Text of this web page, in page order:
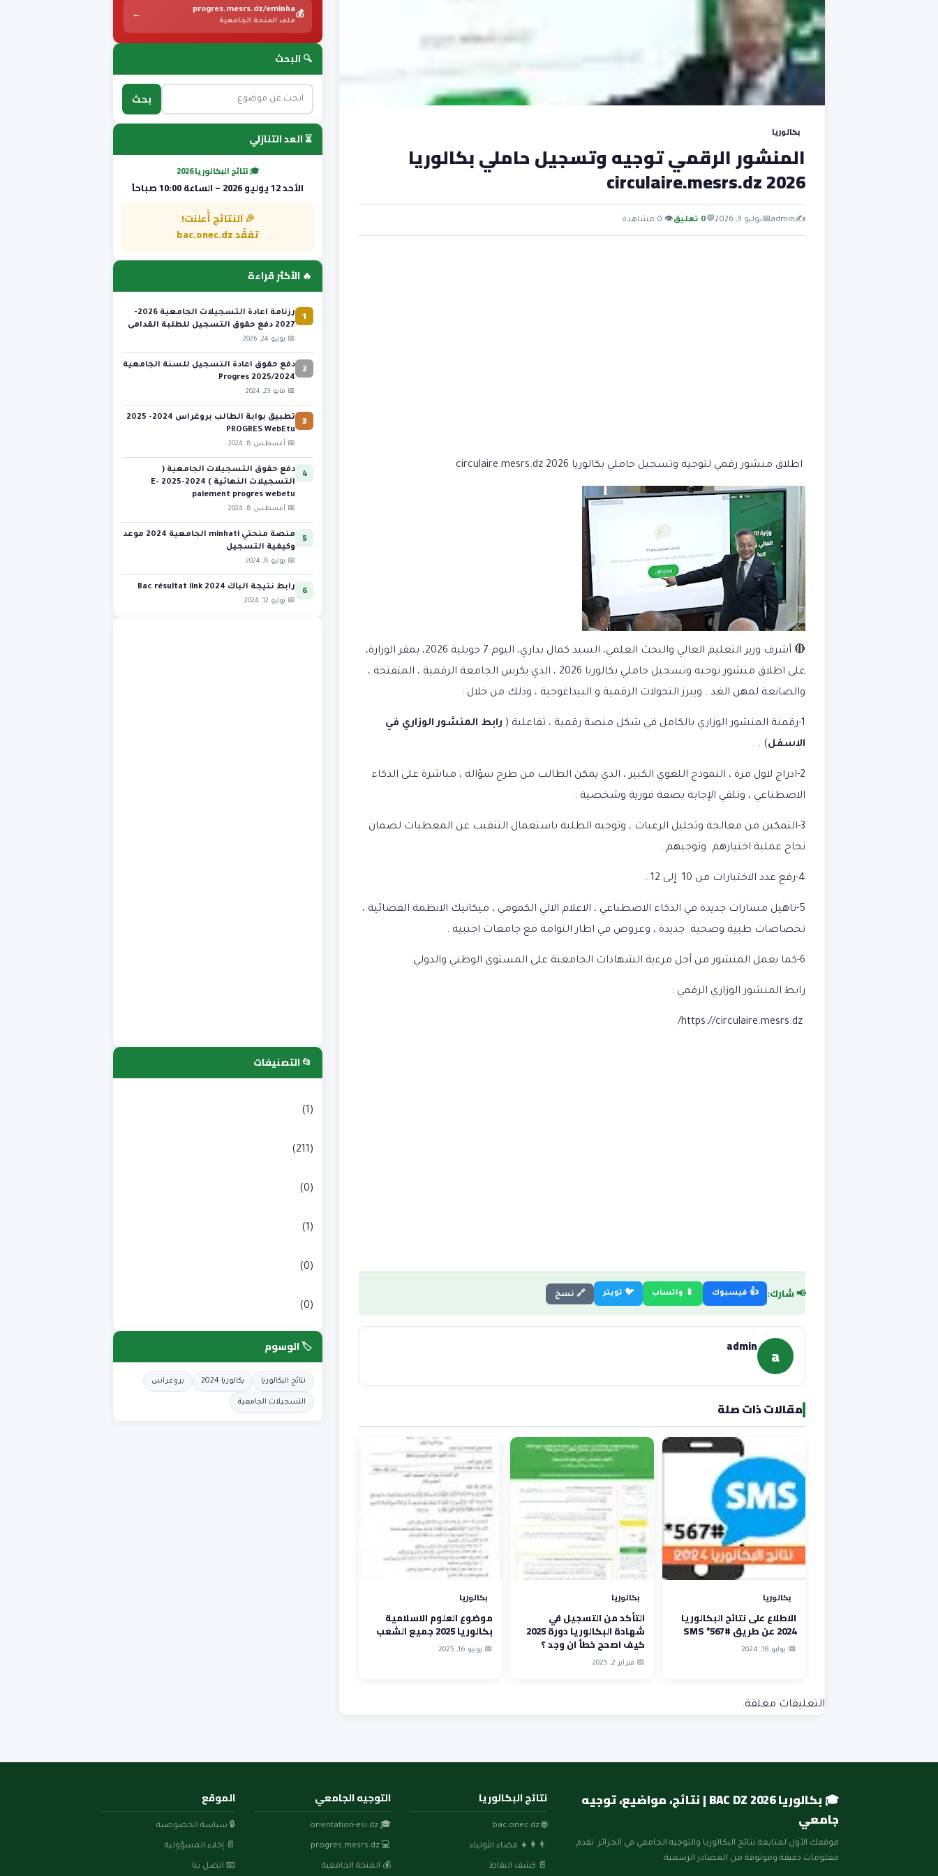
بكالوريا
المنشور الرقمي توجيه وتسجيل حاملي بكالوريا
circulaire.mesrs.dz 2026
✍️
admin
📅يوليو 9, 2026 💬0 تعليق 👁 0 مشاهدة
اطلاق منشور رقمي لتوجيه وتسجيل حاملي بكالوريا 2026 circulaire.mesrs.dz
🔴 أشرف وزير التعليم العالي والبحث العلمي، السيد كمال بداري، اليوم 7 جويلية 2026، بمقر الوزارة،
على اطلاق منشور توجيه وتسجيل حاملي بكالوريا 2026
، الذي يكرس الجامعة الرقمية ، المتفتحة ،
والصانعة لمهن الغد . ويبرز التحولات الرقمية و البيداغوجية ، وذلك من خلال :
1-رقمنة المنشور الوزاري بالكامل في شكل منصة رقمية ، تفاعلية (
رابط المنشور الوزاري في
الاسفل) .
2-ادراج لاول مرة ، النموذج اللغوي الكبير ، الذي يمكن الطالب من طرح سؤاله ، مباشرة على الذكاء
الاصطناعي ، وتلقي الإجابة بصفة فورية وشخصية .
3-التمكين من معالجة وتحليل الرغبات ، وتوجيه الطلبة باستعمال التنقيب عن المعطيات لضمان
نجاح عملية اختيارهم وتوجيهم .
4-رفع عدد الاختيارات من 10 إلى 12 .
5-تاهيل مسارات جديدة في الذكاء الاصطناعي ، الاعلام الالي الكمومي ، ميكانيك الانظمة الفضائية ،
تخصاصات طبية وصحية جديدة ، وعروض في اطار التوامة مع جامعات اجنبية .
6-كما يعمل المنشور من أجل مرءية الشهادات الجامعية على المستوى الوطني والدولي.
رابط المنشور الوزاري الرقمي :
https://circulaire.mesrs.dz/
📢 شارك: 👍 فيسبوك 📱 واتساب 🐦 تويتر 🔗 نسخ
a
admin
مقالات ذات صلة
بكالوريا
الاطلاع على نتائج البكالوريا
2024 عن طريق SMS *567#
📅 يوليو 18, 2024
بكالوريا
التأكد من التسجيل في
شهادة البكالوريا دورة 2025
كيف اصحح خطأ ان وجد ؟
📅 فبراير 2, 2025
بكالوريا
موضوع العلوم الاسلامية
بكالوريا 2025 جميع الشعب
📅 يونيو 16, 2025
التعليقات مغلقة.
💰
progres.mesrs.dz/eminha
ملف المنحة الجامعية
←
🔍 البحث
بحث
⏳ العد التنازلي
🎓 نتائج البكالوريا 2026
الأحد 12 يوليو 2026 – الساعة 10:00 صباحاً
🎉 النتائج أُعلنت!
تفقّد bac.onec.dz
🔥 الأكثر قراءة
1
رزنامة اعادة التسجيلات الجامعية 2026-
2027 دفع حقوق التسجيل للطلبة القدامى
📅 يونيو 24, 2026
2
دفع حقوق اعادة التسجيل للسنة الجامعية
2025/2024 Progres
📅 مايو 23, 2024
3
تطبيق بوابة الطالب بروغراس 2024- 2025
PROGRES WebEtu
📅 أغسطس 8, 2024
4
دفع حقوق التسجيلات الجامعية (
التسجيلات النهائية ) 2024-2025 E-
paiement progres webetu
📅 أغسطس 8, 2024
5
منصة منحتي minhati الجامعية 2024 موعد
وكيفية التسجيل
📅 يوليو 8, 2024
6 رابط نتيجة الباك 2024 Bac résultat link
📅 يوليو 12, 2024
📂 التصنيفات
(1)
(211)
(0)
(1)
(0)
(0)
🏷️ الوسوم
نتائج البكالوريا بكالوريا 2024 بروغراس
التسجيلات الجامعية
🎓 بكالوريا BAC DZ 2026 | نتائج، مواضيع، توجيه
جامعي
موقعك الأول لمتابعة نتائج البكالوريا والتوجيه الجامعي في الجزائر. نقدم
معلومات دقيقة وموثوقة من المصادر الرسمية.
نتائج البكالوريا
🌐 bac.onec.dz
👨‍👩‍👧 فضاء الأولياء
📄 كشف النقاط
التوجيه الجامعي
🎓 orientation-esi.dz
💻 progres.mesrs.dz
💰 المنحة الجامعية
الموقع
🔒 سياسة الخصوصية
📄 إخلاء المسؤولية
📧 اتصل بنا